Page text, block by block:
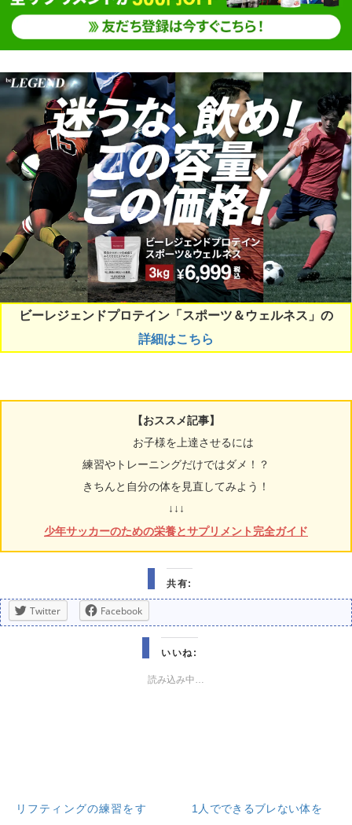
ビーレジェンドプロテイン「スポーツ＆ウェルネス」の
詳細はこちら
【おススメ記事】
お子様を上達させるには
練習やトレーニングだけではダメ！？
きちんと自分の体を見直してみよう！
↓↓↓
少年サッカーのための栄養とサプリメント完全ガイド
共有:
Twitter Facebook
いいね:
読み込み中…
リフティングの練習をす
1人でできるブレない体を